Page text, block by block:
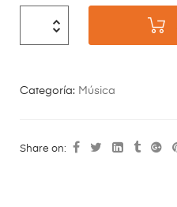
Categoría: Música
Share on: